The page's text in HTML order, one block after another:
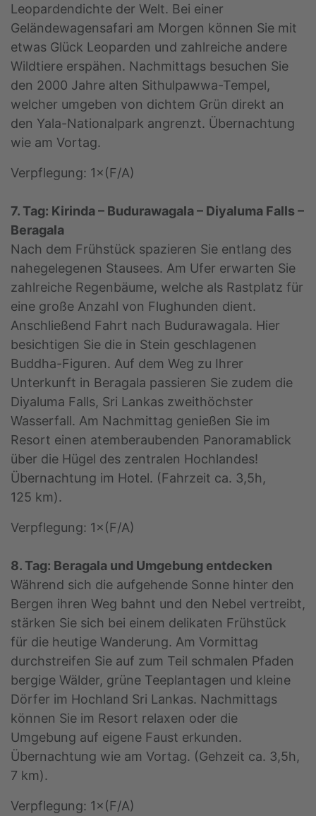
Leopardendichte der Welt. Bei einer
Geländewagensafari am Morgen können Sie mit
etwas Glück Leoparden und zahlreiche andere
Wildtiere erspähen. Nachmittags besuchen Sie
den 2000 Jahre alten Sithulpawwa-Tempel,
welcher umgeben von dichtem Grün direkt an
den Yala-Nationalpark angrenzt. Übernachtung
wie am Vortag.
Verpflegung: 1×(F/A)
7. Tag: Kirinda – Budurawagala – Diyaluma Falls –
Beragala
Nach dem Frühstück spazieren Sie entlang des
nahegelegenen Stausees. Am Ufer erwarten Sie
zahlreiche Regenbäume, welche als Rastplatz für
eine große Anzahl von Flughunden dient.
Anschließend Fahrt nach Budurawagala. Hier
besichtigen Sie die in Stein geschlagenen
Buddha-Figuren. Auf dem Weg zu Ihrer
Unterkunft in Beragala passieren Sie zudem die
Diyaluma Falls, Sri Lankas zweithöchster
Wasserfall. Am Nachmittag genießen Sie im
Resort einen atemberaubenden Panoramablick
über die Hügel des zentralen Hochlandes!
Übernachtung im Hotel. (Fahrzeit ca. 3,5h,
125 km).
Verpflegung: 1×(F/A)
8. Tag: Beragala und Umgebung entdecken
Während sich die aufgehende Sonne hinter den
Bergen ihren Weg bahnt und den Nebel vertreibt,
stärken Sie sich bei einem delikaten Frühstück
für die heutige Wanderung. Am Vormittag
durchstreifen Sie auf zum Teil schmalen Pfaden
bergige Wälder, grüne Teeplantagen und kleine
Dörfer im Hochland Sri Lankas. Nachmittags
können Sie im Resort relaxen oder die
Umgebung auf eigene Faust erkunden.
Übernachtung wie am Vortag. (Gehzeit ca. 3,5h,
7 km).
Verpflegung: 1×(F/A)